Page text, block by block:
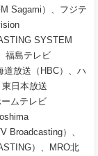
Sagami）、フジテ
SYSTEM
福島テレビ
道放送（HBC）、ハ
日本放送
ムテレビ
Broadcasting）、
）、MRO北